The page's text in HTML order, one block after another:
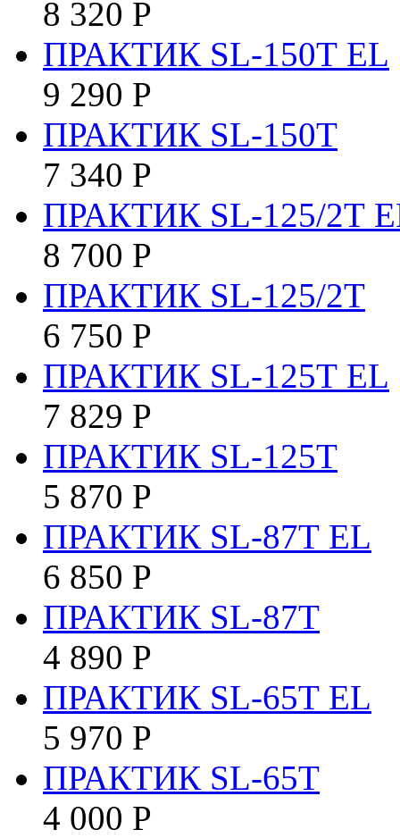
8 320 Р
ПРАКТИК SL-150Т EL
9 290 Р
ПРАКТИК SL-150Т
7 340 Р
ПРАКТИК SL-125/2Т
8 700 Р
ПРАКТИК SL-125/2Т
6 750 Р
ПРАКТИК SL-125Т EL
7 829 Р
ПРАКТИК SL-125Т
5 870 Р
ПРАКТИК SL-87Т EL
6 850 Р
ПРАКТИК SL-87Т
4 890 Р
ПРАКТИК SL-65Т EL
5 970 Р
ПРАКТИК SL-65Т
4 000 Р